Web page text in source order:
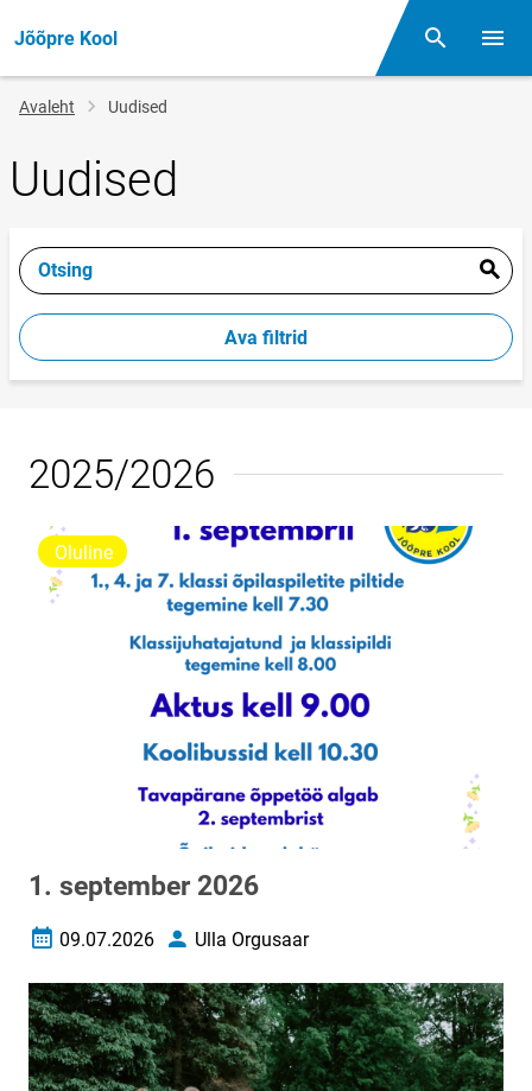
Jõõpre Kool Otsing
Jälglink
Avaleht Uudised
Uudised
Otsing
Ava filtrid
2025/2026
Oluline
1. september 2026
Loomise kuupäev
09.07.2026 AutorUlla Orgusaar